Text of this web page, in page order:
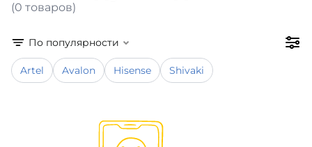
(0 товаров)
По популярности
Artel Avalon Hisense Shivaki